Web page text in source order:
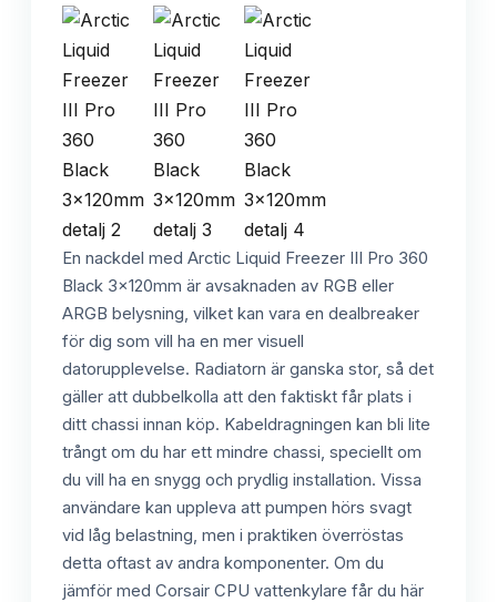
En nackdel med Arctic Liquid Freezer III Pro 360
Black 3x120mm är avsaknaden av RGB eller
ARGB belysning, vilket kan vara en dealbreaker
för dig som vill ha en mer visuell
datorupplevelse. Radiatorn är ganska stor, så det
gäller att dubbelkolla att den faktiskt får plats i
ditt chassi innan köp. Kabeldragningen kan bli lite
trångt om du har ett mindre chassi, speciellt om
du vill ha en snygg och prydlig installation. Vissa
användare kan uppleva att pumpen hörs svagt
vid låg belastning, men i praktiken överröstas
detta oftast av andra komponenter. Om du
jämför med Corsair CPU vattenkylare får du här